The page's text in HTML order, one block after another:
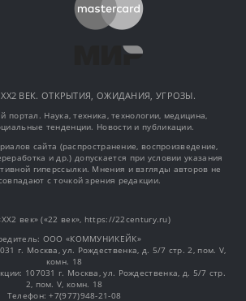
XX2 ВЕК. ОТКРЫТИЯ, ОЖИДАНИЯ, УГРОЗЫ.
портал. Наука, техника, технологии, медицина,
тенденции. Новости и публикации.
сайта (распространение, воспроизведение,
и др.) допускается при условии указания
гиперссылки. Мнения и взгляды авторов не
с точкой зрения редакции.
век» («22 век», https://22century.ru)
OOO «КОММУНИКЕЙК»
г. Москва, ул. Рождественка, д. 5/7 стр. 2, пом. V,
комн. 18
107031 г. Москва, ул. Рождественка, д. 5/7 стр.
2, пом. V, комн. 18
Телефон: +7(977)948-21-08